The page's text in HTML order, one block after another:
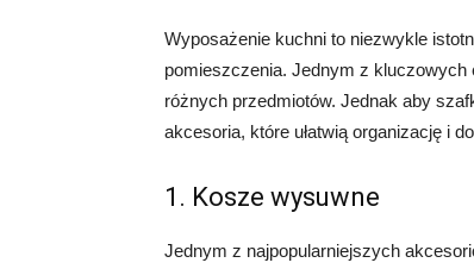
Wyposażenie kuchni to niezwykle
pomieszczenia. Jednym z kluczowych
różnych przedmiotów. Jednak aby
akcesoria, które ułatwią organizację i
1. Kosze wysuwne
Jednym z najpopularniejszych